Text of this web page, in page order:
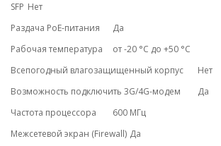
SFP Нет
Раздача PoE-питания
Да
Рабочая температура
от -20 °C до +50 °C
Всепогодный влагозащищенный корпус
Нет
Возможность подключить 3G/4G-модем
Да
Частота процессора
600 МГц
Межсетевой экран (Firewall) Да